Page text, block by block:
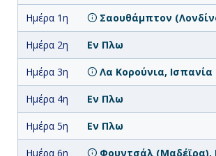
Ημέρα 1η Σαουθάμπτον
Ημέρα 2η Εν Πλω
Ημέρα 3η Λα Κορούνια, Ισπανία
Ημέρα 4η Εν Πλω
Ημέρα 5η Εν Πλω
Ημέρα 6η Φουντσάλ (Μαδέϊρα),